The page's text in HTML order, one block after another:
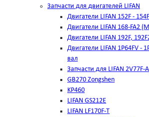
Запчасти для двигателей LIFAN
Двигатели LIFAN 152F -
Двигатели LIFAN 168-FA2
Двигатели LIFAN 192F,
Двигатели LIFAN 1Р64FV -
вал
Запчасти для LIFAN 2V77F-
GB270 Zongshen
KP460
LIFAN GS212E
LIFAN LF170F-T